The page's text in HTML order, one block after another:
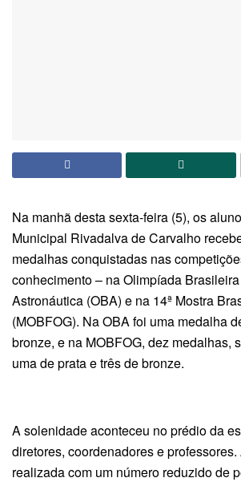
Na manhã desta sexta-feira (5), os
Municipal Rivadalva de Carvalho
medalhas conquistadas nas
conhecimento – na Olimpíada
Astronáutica (OBA) e na 14ª Mostra
(MOBFOG). Na OBA foi uma medalha
bronze, e na MOBFOG, dez medalhas,
uma de prata e três de bronze.
A solenidade aconteceu no prédio da
diretores, coordenadores e professores.
realizada com um número reduzido de